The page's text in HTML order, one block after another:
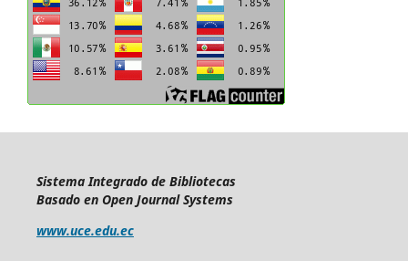
Sistema Integrado de Bibliotecas
Basado en Open Journal Systems
www.uce.edu.ec